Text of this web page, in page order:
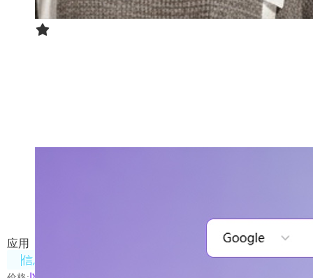
支持多搜索引擎选择，AI智能总结，提升搜索效率。
应用
信息处理